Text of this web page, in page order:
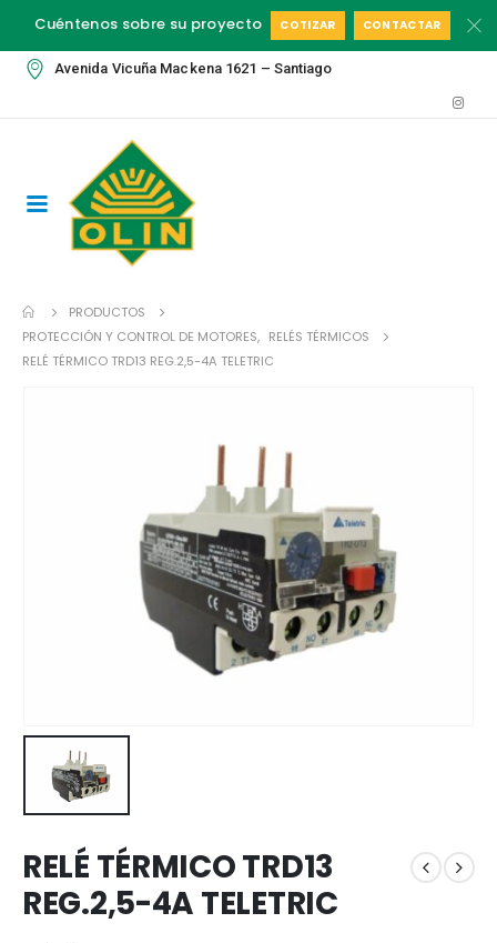
Cuéntenos sobre su proyecto COTIZAR CONTACTAR
Avenida Vicuña Mackena 1621 – Santiago
PRODUCTOS
PROTECCIÓN Y CONTROL DE MOTORES, RELÉS TÉRMICOS
RELÉ TÉRMICO TRD13 REG.2,5-4A TELETRIC
RELÉ TÉRMICO TRD13
REG.2,5-4A TELETRIC